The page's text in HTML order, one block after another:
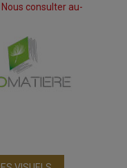
Nous consulter au-